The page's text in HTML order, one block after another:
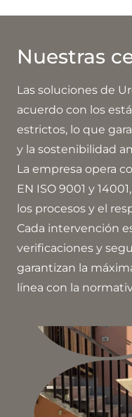
Nuestras
Las soluciones de
acuerdo con los
estrictos, lo que
y la sostenibilidad
La empresa opera
EN ISO 9001 y
los procesos y el
Cada intervención
verificaciones y
garantizan la
línea con la